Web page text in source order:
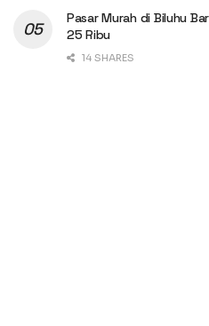
Pasar Murah di Biluhu
25 Ribu
14 SHARES